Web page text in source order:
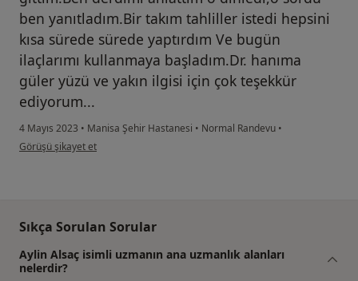
ben yanıtladım.Bir takım tahliller istedi hepsini
kısa sürede sürede yaptırdım Ve bugün
ilaçlarımı kullanmaya başladım.Dr. hanıma
güler yüzü ve yakın ilgisi için çok teşekkür
ediyorum...
4 Mayıs 2023 • Manisa Şehir Hastanesi • Normal Randevu •
kullanıcının görüşüne göre Hasta
Görüşü şikayet et
Sıkça Sorulan Sorular
Aylin Alsaç isimli uzmanın ana uzmanlık alanları
nelerdir?